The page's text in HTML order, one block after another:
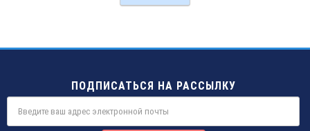
ПОДПИСАТЬСЯ НА РАССЫЛКУ